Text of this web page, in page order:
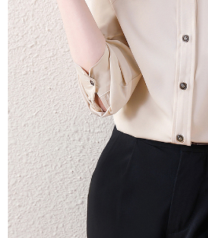
任。
４．使用「AFTEE先享後付」時，將依據個
時審查核予不同之上限額度；若仍有額度不
請求用戶進行身份認證。
５．嚴禁一人註冊多個帳號或使用他人資訊
恩沛科技股份有限公司將有權停止該用戶之
每筆NT$80，滿NT$699(含以上)免運費
宅配
每筆NT$70，滿NT$699(含以上)免運費
離島-郵局寄送
每筆NT$90，滿NT$699(含以上)免運費
國家/地區配送